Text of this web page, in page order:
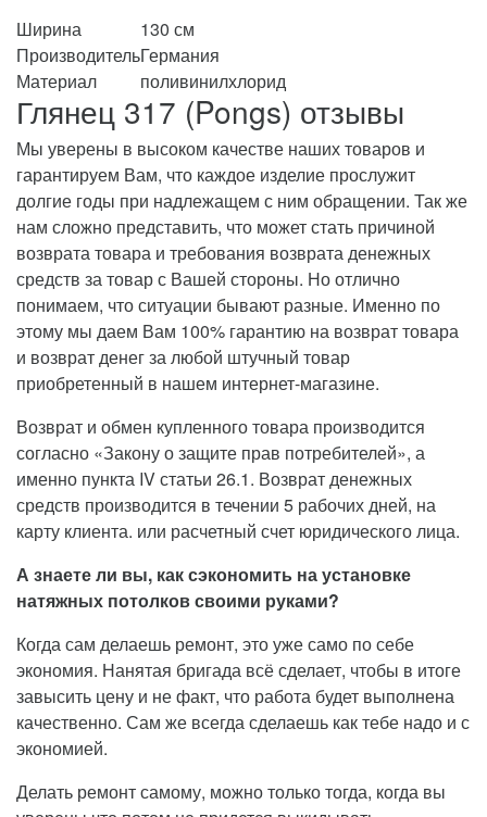
Ширина
130 см
ПроизводительГермания
Материал
поливинилхлорид
Глянец 317 (Pongs) отзывы
Мы уверены в высоком качестве наших товаров и
гарантируем Вам, что каждое изделие прослужит
долгие годы при надлежащем с ним обращении. Так же
нам сложно представить, что может стать причиной
возврата товара и требования возврата денежных
средств за товар с Вашей стороны. Но отлично
понимаем, что ситуации бывают разные. Именно по
этому мы даем Вам 100% гарантию на возврат товара
и возврат денег за любой штучный товар
приобретенный в нашем интернет-магазине.
Возврат и обмен купленного товара производится
согласно «Закону о защите прав потребителей», а
именно пункта IV статьи 26.1. Возврат денежных
средств производится в течении 5 рабочих дней, на
карту клиента. или расчетный счет юридического лица.
А знаете ли вы, как сэкономить на установке
натяжных потолков своими руками?
Когда сам делаешь ремонт, это уже само по себе
экономия. Нанятая бригада всё сделает, чтобы в итоге
завысить цену и не факт, что работа будет выполнена
качественно. Сам же всегда сделаешь как тебе надо и с
экономией.
Делать ремонт самому, можно только тогда, когда вы